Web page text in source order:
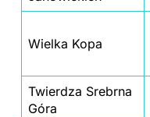
Wielka Kopa
Twierdza Srebrna
Góra